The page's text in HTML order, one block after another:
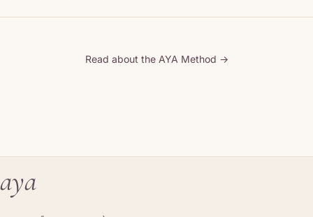
Read about the AYA Method →
aya